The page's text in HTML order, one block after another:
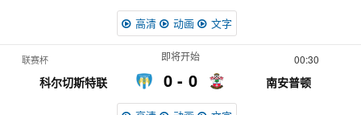
高清 动画 文字
联赛杯 00:30
科尔切斯特联 0
即将开始
南安普顿
0